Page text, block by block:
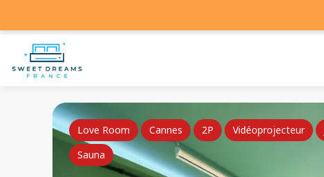
Love Room Cannes 2P Vidéoprojecteur
Sauna